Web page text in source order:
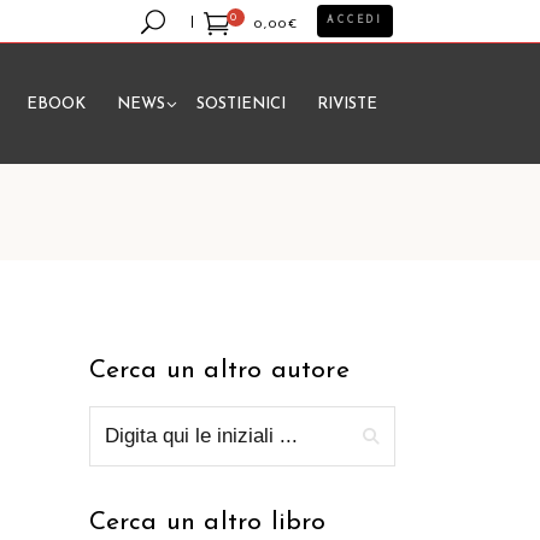
0
0,00€
prodotto nel carrello.
ACCEDI
EBOOK NEWS SOSTIENICI RIVISTE
Cerca un altro autore
Cerca un altro libro